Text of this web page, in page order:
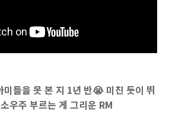
미들을 못 본 지 1년 반😭 미친 듯이 뛰
우주 부르는 게 그리운 RM